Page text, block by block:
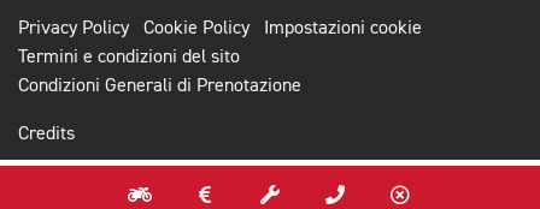
Privacy Policy Cookie Policy
Impostazioni cookie
Termini e condizioni del sito
Condizioni Generali di Prenotazione
Credits